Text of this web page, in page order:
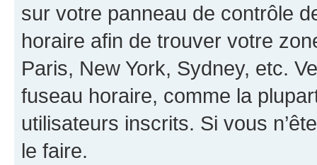
sur votre panneau de contrôle
horaire afin de trouver votre
Paris, New York, Sydney, etc.
fuseau horaire, comme la
utilisateurs inscrits. Si vous
le faire.